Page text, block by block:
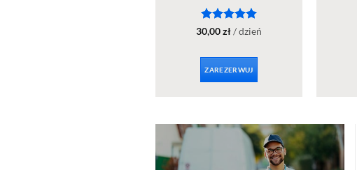
Oceniono5
30,00zł/ dzień
ZAREZERWUJ